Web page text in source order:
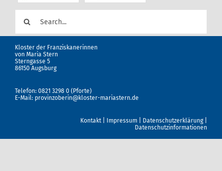
Suche
nach:
Kloster der Franziskanerinnen
von Maria Stern
Sterngasse 5
86150 Augsburg
Telefon: 0821 3298 0 (Pforte)
E-Mail: provinzoberin@kloster-mariastern.de
Kontakt| Impressum Datenschutzerklärung
Datenschutzinformationen